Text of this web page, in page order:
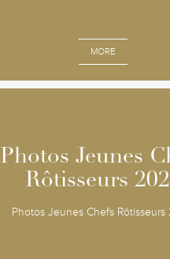
MORE
Photos Jeunes
Rôtisseurs
Photos Jeunes Chefs
Photos Jeunes
Rôtisseurs